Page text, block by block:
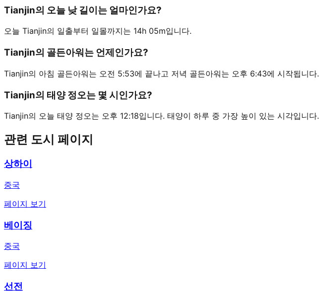
Tianjin의 오늘 낮 길이는 얼마인가요?
오늘 Tianjin의 일출부터 일몰까지는 14h 05m입니다.
Tianjin의 골든아워는 언제인가요?
Tianjin의 아침 골든아워는 오전 5:53에 끝나고 저녁 골든아워는 오후 6:43에 시작됩니다.
Tianjin의 태양 정오는 몇 시인가요?
Tianjin의 오늘 태양 정오는 오후 12:18입니다. 태양이 하루 중 가장 높이 있는 시각입니다.
관련 도시 페이지
상하이
중국
페이지 보기
베이징
중국
페이지 보기
선전